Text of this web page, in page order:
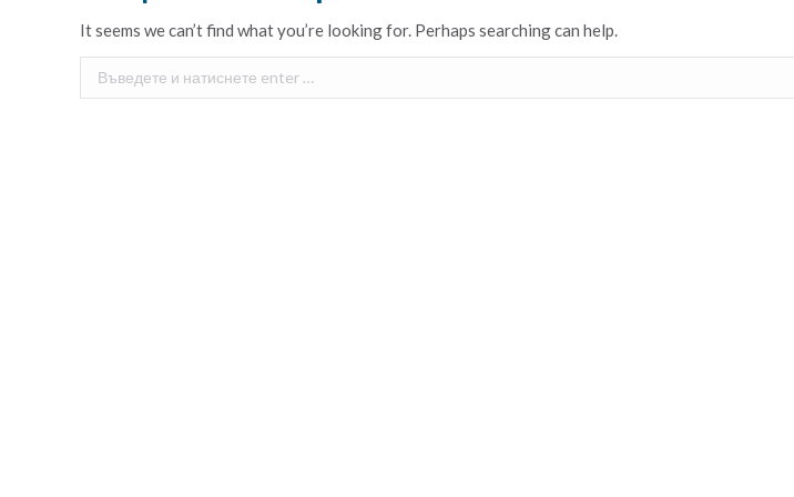
It seems we can’t find what you’re looking for. Perhaps searching can help.
Search: